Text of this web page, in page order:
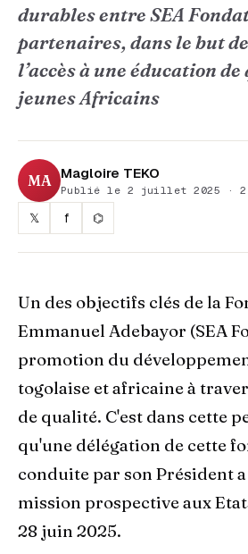
durables entre SEA
partenaires, dans le but
l’accès à une éducation
jeunes Africains
MA Magloire TEKO
Publié le 2 juillet 2025 · 2
𝕏 f ⌬
Un des objectifs clés de la
Emmanuel Adebayor (SEA
promotion du
togolaise et africaine à
de qualité. C'est dans cette
qu'une délégation de cette
conduite par son Président
mission prospective aux
28 juin 2025.